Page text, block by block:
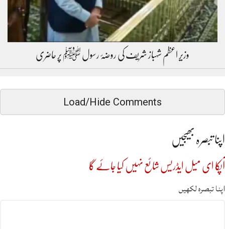
وزیرِ اعظم شہباز شریف کی روضۂ رسول ﷺ پر حاضری
Load/Hide Comments
اپنا تبصرہ بھیجیں
آپکا ای میل ایڈریس شائع نہیں کیا جائے گا
اپنا تبصرہ لکھیں